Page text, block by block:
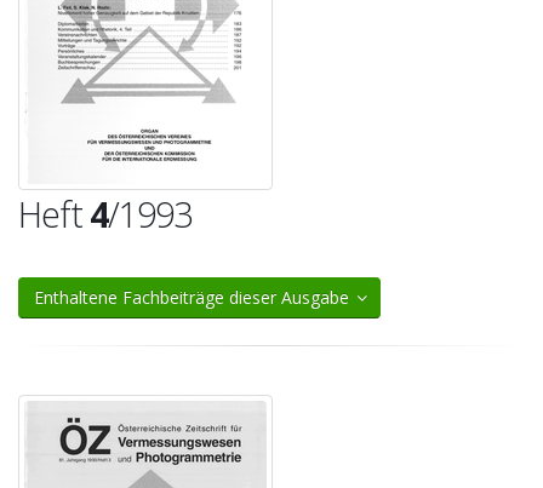
Heft4/1993
Enthaltene Fachbeiträge dieser Ausgabe